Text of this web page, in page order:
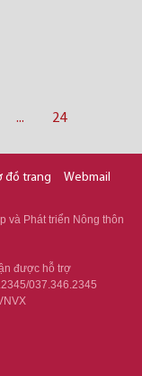
... 24
đồ trang
Webmail
và Phát triển Nông thôn
được hỗ trợ
037.346.2345